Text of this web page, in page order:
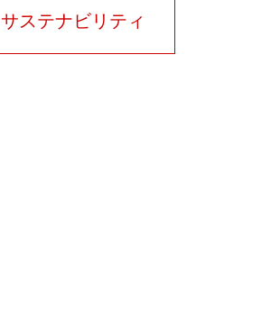
サステナビリティ